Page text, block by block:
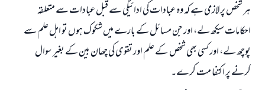
ہر شخص پر لازمی ہے کہ وہ عبادات کی ادائیگی سے قبل عبادات سے متعلقہ
احکامات سیکھ لے، اور جن مسائل کے بارے میں شکوک ہوں تو اہل علم سے
پوچھ لے، اور کسی بھی شخص کے علم اور تقوی کی چھان بین کے بغیر سوال
کرنے پر اکتفا مت کرے۔